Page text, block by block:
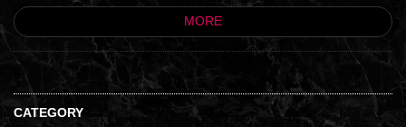
MORE
CATEGORY